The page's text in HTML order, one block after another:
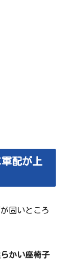
配が上
固いところ
かい座椅子